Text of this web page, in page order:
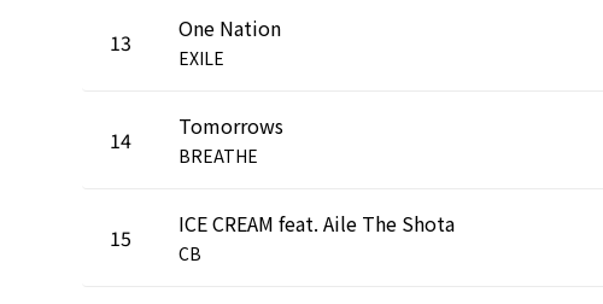
13 One Nation
EXILE
14 Tomorrows
BREATHE
15 ICE CREAM feat. Aile The Shota
CB